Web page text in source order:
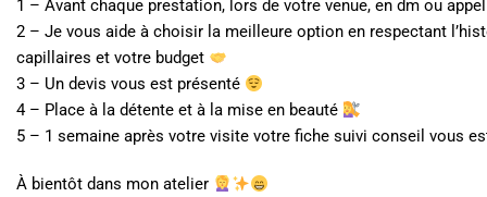
1 – Avant chaque prestation, lors de votre venue, en dm ou
2 – Je vous aide à choisir la meilleure option en respectant
capillaires et votre budget
3 – Un devis vous est présenté
4 – Place à la détente et à la mise en beauté
5 – 1 semaine après votre visite votre fiche suivi conseil vous
À bientôt dans mon atelier